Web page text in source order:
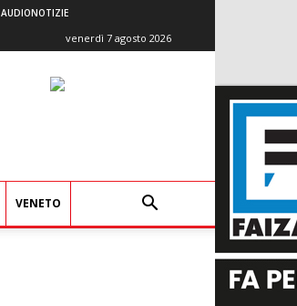
AUDIONOTIZIE
venerdì 7 agosto 2026
VENETO